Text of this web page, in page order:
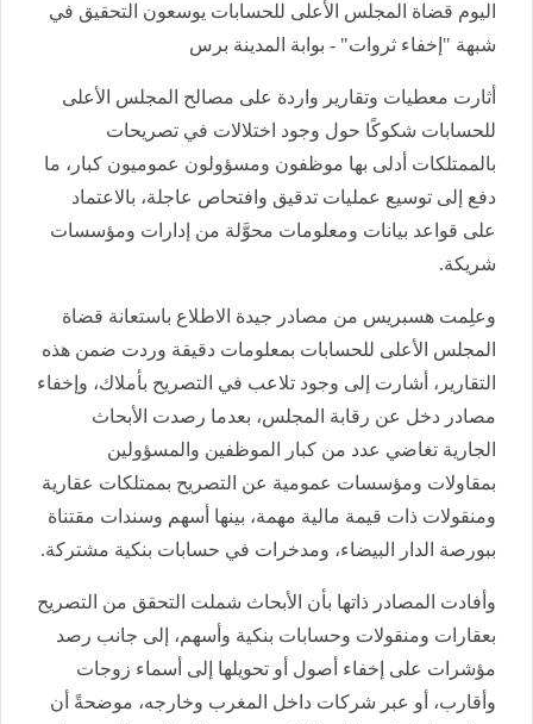
اليوم قضاة المجلس الأعلى للحسابات يوسعون التحقيق في
شبهة "إخفاء ثروات" - بوابة المدينة برس
أثارت معطيات وتقارير واردة على مصالح المجلس الأعلى
للحسابات شكوكًا حول وجود اختلالات في تصريحات
بالممتلكات أدلى بها موظفون ومسؤولون عموميون كبار، ما
دفع إلى توسيع عمليات تدقيق وافتحاص عاجلة، بالاعتماد
على قواعد بيانات ومعلومات محوَّلة من إدارات ومؤسسات
شريكة.
وعلِمت هسبريس من مصادر جيدة الاطلاع باستعانة قضاة
المجلس الأعلى للحسابات بمعلومات دقيقة وردت ضمن هذه
التقارير، أشارت إلى وجود تلاعب في التصريح بأملاك، وإخفاء
مصادر دخل عن رقابة المجلس، بعدما رصدت الأبحاث
الجارية تغاضي عدد من كبار الموظفين والمسؤولين
بمقاولات ومؤسسات عمومية عن التصريح بممتلكات عقارية
ومنقولات ذات قيمة مالية مهمة، بينها أسهم وسندات مقتناة
ببورصة الدار البيضاء، ومدخرات في حسابات بنكية مشتركة.
وأفادت المصادر ذاتها بأن الأبحاث شملت التحقق من التصريح
بعقارات ومنقولات وحسابات بنكية وأسهم، إلى جانب رصد
مؤشرات على إخفاء أصول أو تحويلها إلى أسماء زوجات
وأقارب، أو عبر شركات داخل المغرب وخارجه، موضحةً أن